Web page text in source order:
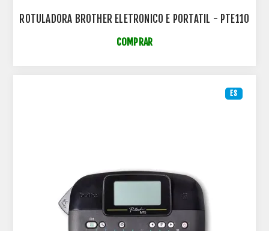
ROTULADORA BROTHER ELETRONICO E PORTATIL - PTE110
COMPRAR
ES